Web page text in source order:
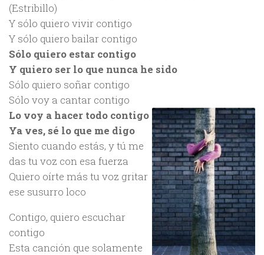
(Estribillo)
Y sólo quiero vivir contigo
Y sólo quiero bailar contigo
Sólo quiero estar contigo
Y quiero ser lo que nunca he sido
Sólo quiero soñar contigo
Sólo voy a cantar contigo
Lo voy a hacer todo contigo
Ya ves, sé lo que me digo
Siento cuando estás, y tú me
das tu voz con esa fuerza
Quiero oírte más tu voz gritar
ese susurro loco
Contigo, quiero escuchar
contigo
Esta canción que solamente